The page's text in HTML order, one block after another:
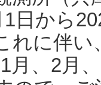
日から
れに伴い
月、2月